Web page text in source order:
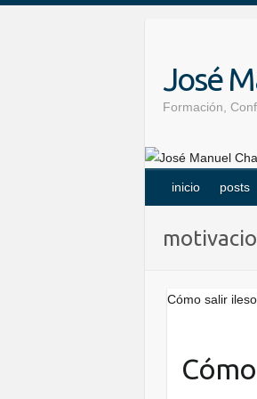
José
Formación,
inicio posts
Cómo salir